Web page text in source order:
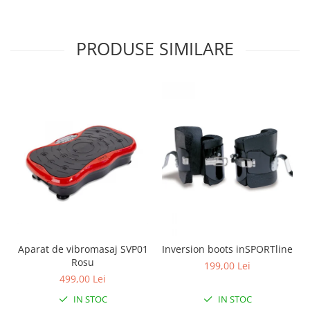
PRODUSE SIMILARE
Aparat de vibromasaj SVP01
Rosu
499,00 Lei
IN STOC
Inversion boots inSPORTline
199,00 Lei
IN STOC